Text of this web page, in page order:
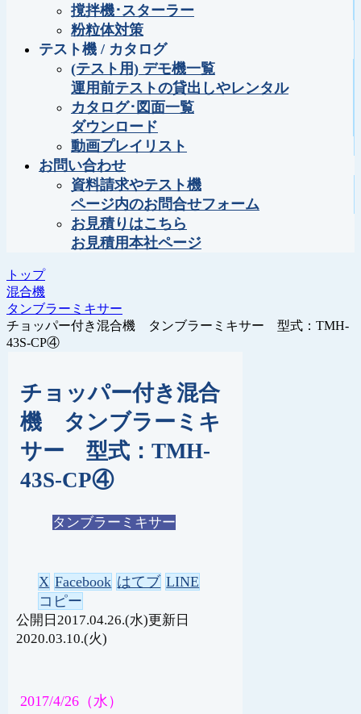
撹拌機･スターラー
粉粒体対策
テスト機 / カタログ
(テスト用) デモ機一覧
運用前テストの貸出しやレンタル
カタログ･図面一覧
ダウンロード
動画プレイリスト
お問い合わせ
資料請求やテスト機
ページ内のお問合せフォーム
お見積りはこちら
お見積用本社ページ
トップ
混合機
タンブラーミキサー
チョッパー付き混合機 タンブラーミキサー 型式：TMH-
43S-CP④
チョッパー付き混合
機 タンブラーミキ
サー 型式：TMH-
43S-CP④
タンブラーミキサー
X Facebook はてブ LINE
コピー
2017.04.26.(水)
2020.03.10.(火)
2017/4/26（水）